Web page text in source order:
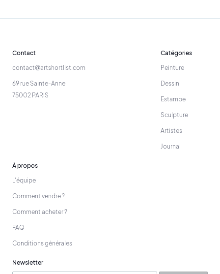
Contact
contact@artshortlist.com
69 rue Sainte-Anne
75002 PARIS
Catégories
Peinture
Dessin
Estampe
Sculpture
Artistes
Journal
À propos
L'équipe
Comment vendre ?
Comment acheter ?
FAQ
Conditions générales
Newsletter